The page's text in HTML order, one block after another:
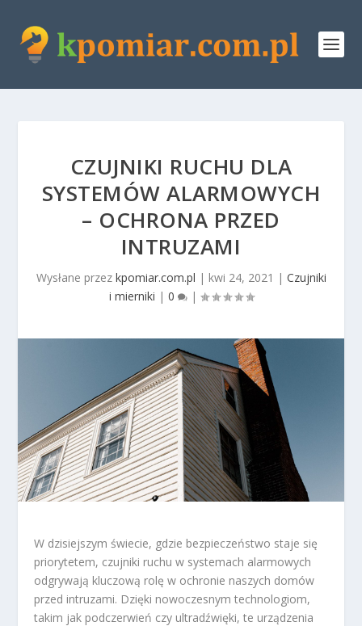
CZUJNIKI RUCHU DLA
SYSTEMÓW ALARMOWYCH
– OCHRONA PRZED
INTRUZAMI
Wysłane przez kpomiar.com.pl | kwi 24, 2021 | Czujniki
i mierniki | 0 |
W dzisiejszym świecie, gdzie bezpieczeństwo staje się
priorytetem, czujniki ruchu w systemach alarmowych
odgrywają kluczową rolę w ochronie naszych domów
przed intruzami. Dzięki nowoczesnym technologiom,
takim jak podczerwień czy ultradźwięki, te urządzenia